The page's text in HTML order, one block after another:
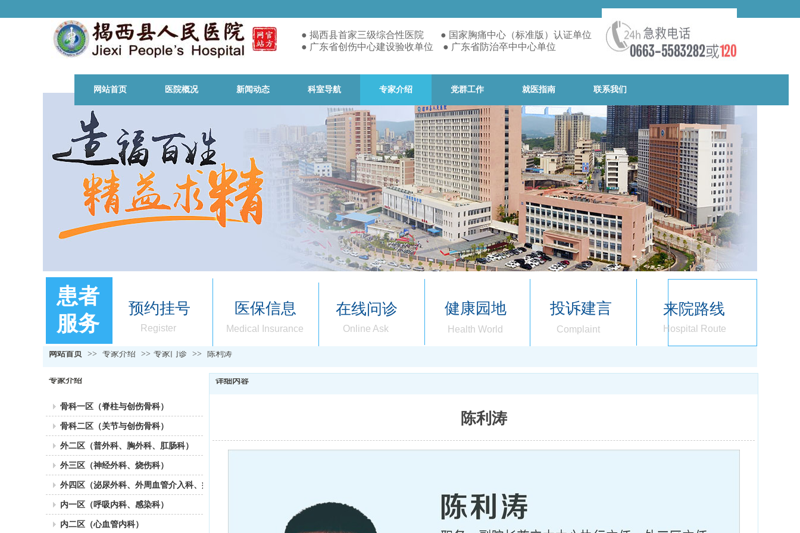
● 揭西县首家三级综合性医院 ● 国家胸痛中心（标准版）认证单位
● 广东省创伤中心建设验收单位 ● 广东省防治卒中中心单位
网站首页 医院概况 新闻动态 科室导航 专家介绍 党群工作 就医指南 联系我们
患者
服务
预约挂号 医保信息 在线问诊 健康园地 投诉建言 来院路线
Register Medical Insurance Online Ask Health World Complaint Hospital Route
网站首页 >> 专家介绍 >> 专家门诊 >> 陈利涛
专家介绍
骨科一区（脊柱与创伤骨科）
骨科二区（关节与创伤骨科）
外二区（普外科、胸外科、肛肠科）
外三区（神经外科、烧伤科）
外四区（泌尿外科、外周血管介入科、疼痛科）
内一区（呼吸内科、感染科）
内二区（心血管内科）
详细内容
陈利涛